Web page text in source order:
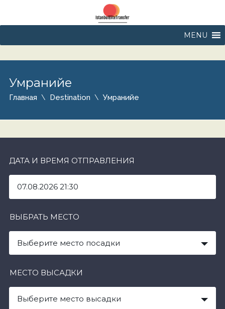
MENU
Умранийе
Главная Destination Умранийе
ДАТА И ВРЕМЯ ОТПРАВЛЕНИЯ
ВЫБРАТЬ МЕСТО
Выберите место посадки
МЕСТО ВЫСАДКИ
Выберите место высадки